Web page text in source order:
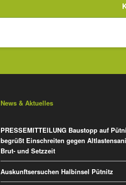
News & Aktuelles
PRESSEMITTEILUNG Baustopp auf
begrüßt Einschreiten gegen
Brut- und Setzzeit
Auskunftsersuchen Halbinsel Pütnitz